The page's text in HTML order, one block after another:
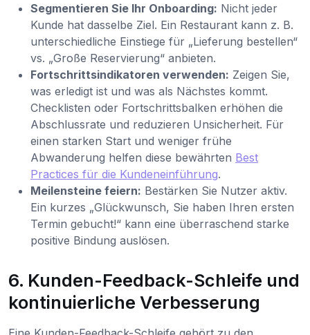
Segmentieren Sie Ihr Onboarding: Nicht jeder
Kunde hat dasselbe Ziel. Ein Restaurant kann z. B.
unterschiedliche Einstiege für „Lieferung bestellen“
vs. „Große Reservierung“ anbieten.
Fortschrittsindikatoren verwenden: Zeigen Sie,
was erledigt ist und was als Nächstes kommt.
Checklisten oder Fortschrittsbalken erhöhen die
Abschlussrate und reduzieren Unsicherheit. Für
einen starken Start und weniger frühe
Abwanderung helfen diese bewährten Best
Practices für die Kundeneinführung.
Meilensteine feiern: Bestärken Sie Nutzer aktiv.
Ein kurzes „Glückwunsch, Sie haben Ihren ersten
Termin gebucht!“ kann eine überraschend starke
positive Bindung auslösen.
6. Kunden-Feedback-Schleife und
kontinuierliche Verbesserung